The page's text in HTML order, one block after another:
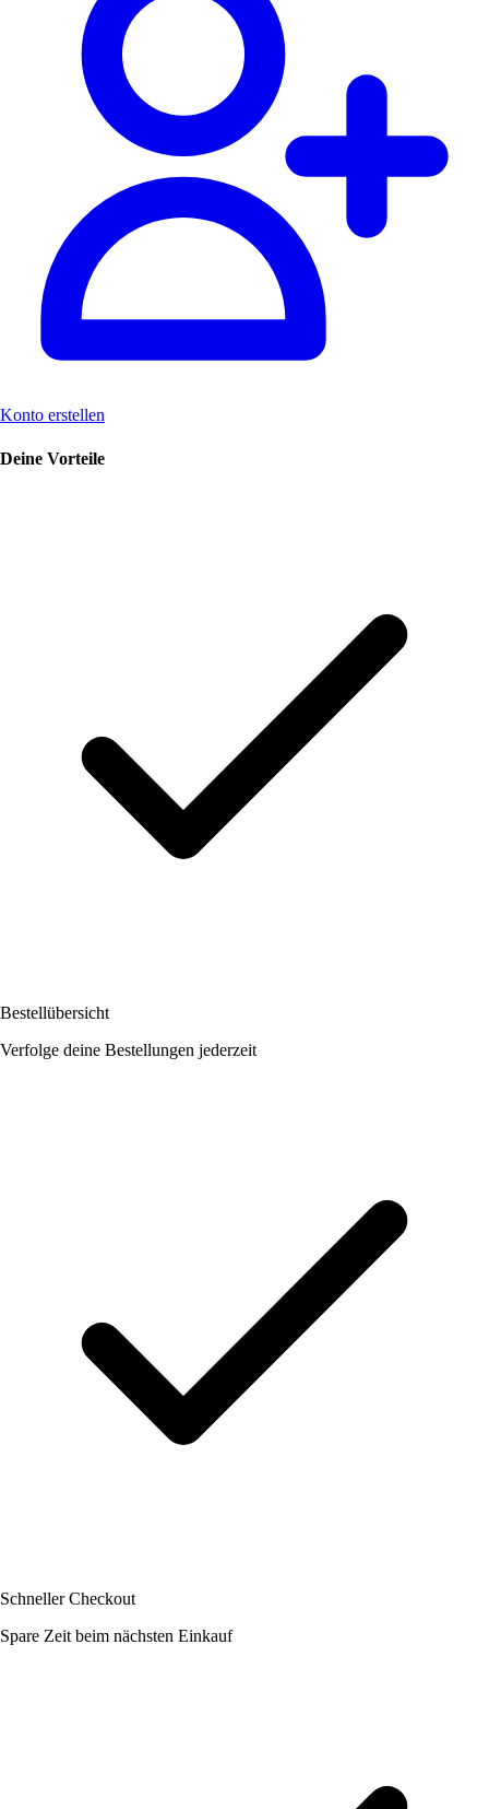
Konto erstellen
Deine Vorteile
Bestellübersicht
Verfolge deine Bestellungen jederzeit
Schneller Checkout
Spare Zeit beim nächsten Einkauf